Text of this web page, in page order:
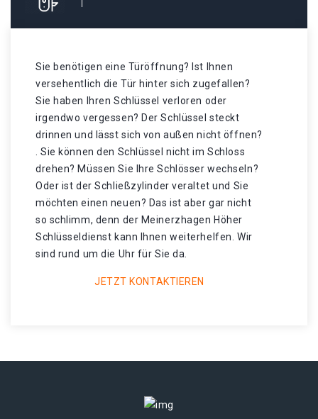
Sie benötigen eine Türöffnung? Ist Ihnen
versehentlich die Tür hinter sich zugefallen?
Sie haben Ihren Schlüssel verloren oder
irgendwo vergessen? Der Schlüssel steckt
drinnen und lässt sich von außen nicht öffnen?
. Sie können den Schlüssel nicht im Schloss
drehen? Müssen Sie Ihre Schlösser wechseln?
Oder ist der Schließzylinder veraltet und Sie
möchten einen neuen? Das ist aber gar nicht
so schlimm, denn der Meinerzhagen Höher
Schlüsseldienst kann Ihnen weiterhelfen. Wir
sind rund um die Uhr für Sie da.
JETZT KONTAKTIEREN